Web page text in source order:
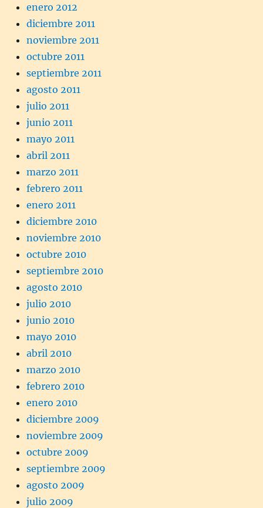
enero 2012
diciembre 2011
noviembre 2011
octubre 2011
septiembre 2011
agosto 2011
julio 2011
junio 2011
mayo 2011
abril 2011
marzo 2011
febrero 2011
enero 2011
diciembre 2010
noviembre 2010
octubre 2010
septiembre 2010
agosto 2010
julio 2010
junio 2010
mayo 2010
abril 2010
marzo 2010
febrero 2010
enero 2010
diciembre 2009
noviembre 2009
octubre 2009
septiembre 2009
agosto 2009
julio 2009